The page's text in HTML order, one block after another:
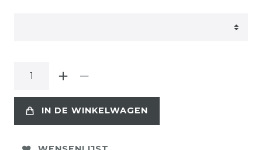
IN DE WINKELWAGEN